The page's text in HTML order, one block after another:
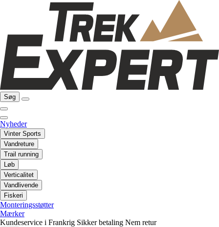
Søg
Nyheder
Vinter Sports
Vandreture
Trail running
Løb
Verticalitet
Vandlivende
Fiskeri
Monteringsstøtter
Mærker
Kundeservice i Frankrig Sikker betaling Nem retur